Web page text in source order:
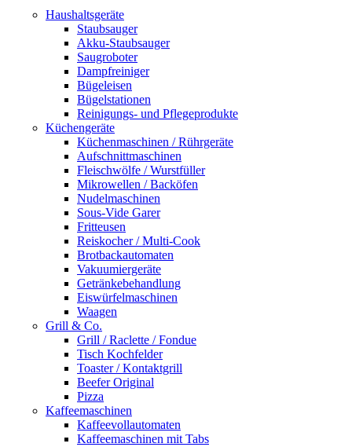
Haushaltsgeräte
Staubsauger
Akku-Staubsauger
Saugroboter
Dampfreiniger
Bügeleisen
Bügelstationen
Reinigungs- und Pflegeprodukte
Küchengeräte
Küchenmaschinen / Rührgeräte
Aufschnittmaschinen
Fleischwölfe / Wurstfüller
Mikrowellen / Backöfen
Nudelmaschinen
Sous-Vide Garer
Fritteusen
Reiskocher / Multi-Cook
Brotbackautomaten
Vakuumiergeräte
Getränkebehandlung
Eiswürfelmaschinen
Waagen
Grill & Co.
Grill / Raclette / Fondue
Tisch Kochfelder
Toaster / Kontaktgrill
Beefer Original
Pizza
Kaffeemaschinen
Kaffeevollautomaten
Kaffeemaschinen mit Tabs